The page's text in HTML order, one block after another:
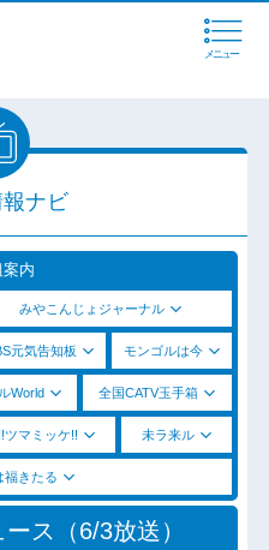
メニュー
ナビ
内
みやこんじょジャーナル
元気告知板 モンゴルは今
World 全国CATV玉手箱
ツマミッケ!! 未ラ来ル
福きたる
ス（6/3放送）